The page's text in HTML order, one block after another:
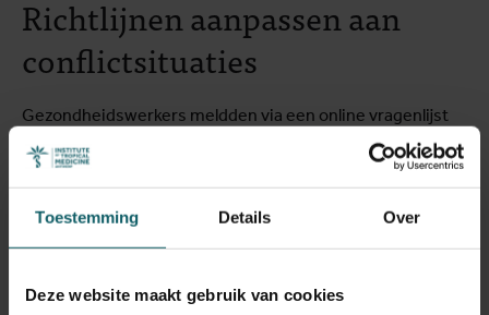
Toestemming Details Over
Deze website maakt gebruik van cookies
Richtlijnen aanpassen aan
conflictsituaties
Gezondheidswerkers meldden via een online vragenlijst
welke van de 25 essentiële medicijnen op voorraad waren.
Vernielde of niet-werkende faciliteiten vielen buiten de
studie, waardoor de cijfers faciliteiten met relatief meer
middelen weerspiegelen.
de WHO/Health Action Internationalom de